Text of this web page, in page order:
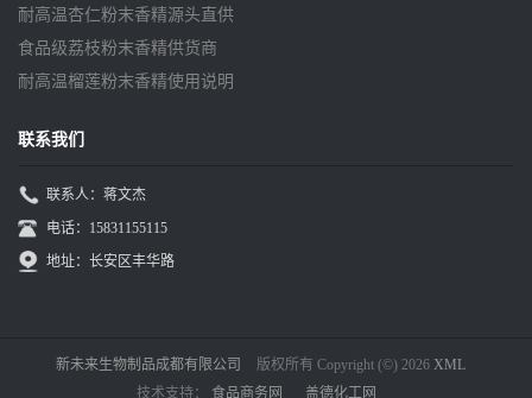
耐高温杏仁粉末香精源头直供
食品级荔枝粉末香精供货商
耐高温榴莲粉末香精使用说明
联系我们
联系人：蒋文杰
电话：15831155115
地址：长安区丰华路
新未来生物制品成都有限公司 版权所有 Copyright (©) 2026 XML
技术支持： 食品商务网 盖德化工网